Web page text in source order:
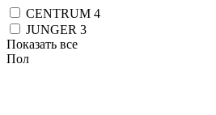
CENTRUM 4
JUNGER 3
Показать все
Пол